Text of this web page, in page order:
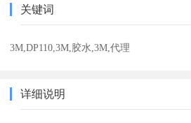
关键词
3M,DP110,3M,胶水,3M,代理
详细说明